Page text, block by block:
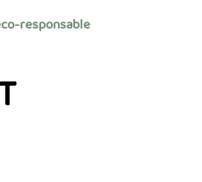
responsable